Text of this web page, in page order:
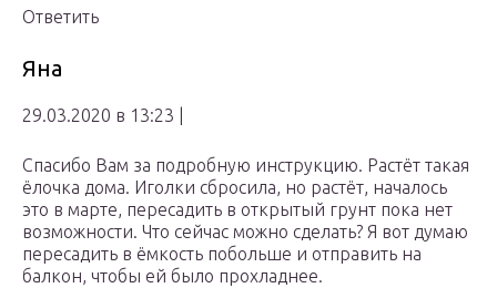
Ответить
Яна
29.03.2020 в 13:23 |
Спасибо Вам за подробную инструкцию. Растёт такая
ёлочка дома. Иголки сбросила, но растёт, началось
это в марте, пересадить в открытый грунт пока нет
возможности. Что сейчас можно сделать? Я вот думаю
пересадить в ёмкость побольше и отправить на
балкон, чтобы ей было прохладнее.